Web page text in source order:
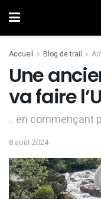
Accueil Blog de trail
Une
va faire
.. en commençant
8 août 2024